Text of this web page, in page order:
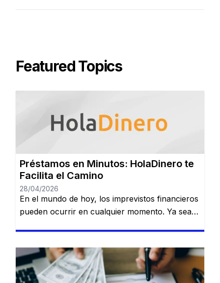
Featured Topics
Préstamos en Minutos: HolaDinero te
Facilita el Camino
28/04/2026
En el mundo de hoy, los imprevistos financieros
pueden ocurrir en cualquier momento. Ya sea
inversión importante, contar con una opción
confiable de financiamiento es esencial. Serás
redirigido a otro sitio web. HolaDinero se